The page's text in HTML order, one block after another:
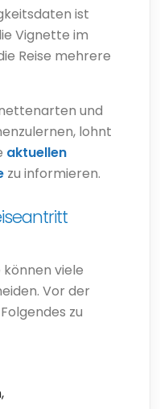
ist
Vignette im
Reise mehrere
und
lohnt
aktuellen
zu informieren.
viele
Vor der
zu